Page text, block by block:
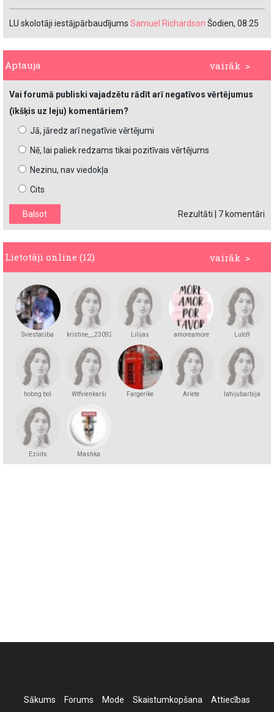
LU skolotāji iestājpārbaudījums Samuel Richardson Šodien, 08:25
vairāk >
Aptauja
Vai forumā publiski vajadzētu rādīt arī negatīvos vērtējumus
(īkšķis uz leju) komentāriem?
Jā, jāredz arī negatīvie vērtējumi
Nē, lai paliek redzams tikai pozitīvais vērtējums
Nezinu, nav viedokļa
Cits
Rezultāti 7 komentāri
vairāk >
Lietotāji online (12)
Sviestaciba kristine__23092 Lilijas amoreamore Lulo9
hobng bol Wtfvienkarši Fargerike Ariete latvjubarbija
Eziiits
Mashka
Sākums Forums Mode Skaistumkopšana
Attiecības